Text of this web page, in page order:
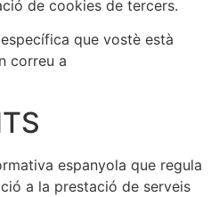
de cookies de tercers.
que vostè està
correu a
espanyola que regula
a la prestació de serveis